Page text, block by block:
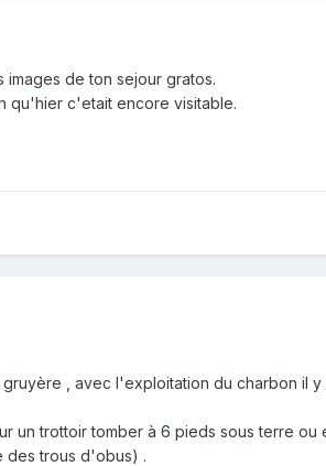
de ton sejour gratos.
qu'hier c'etait encore visitable.
, avec l'exploitation du charbon il
un trottoir tomber à 6 pieds sous terre
des trous d'obus) .